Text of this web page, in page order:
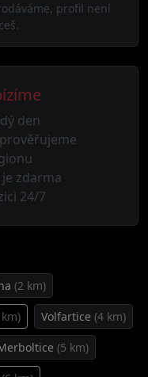
profil není
den
zdarma
24/7
(2 km)
Volfartice (4 km)
(5 km)